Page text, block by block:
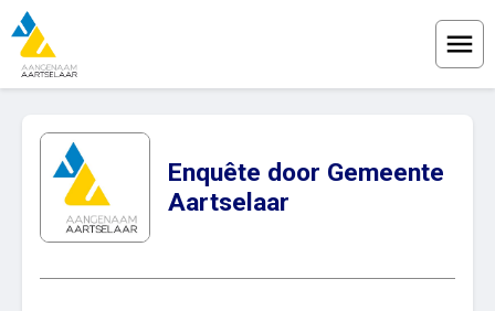
Enquête door Gemeente
Aartselaar